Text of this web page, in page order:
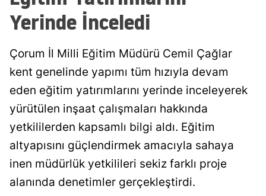
Artvin
Aydın
Balıkesir
Bilecik
Bingöl
Bitlis
Yerinde İnceledi
Çorum İl Milli Eğitim Müdürü Cemil Çağlar
kent genelinde yapımı tüm hızıyla devam
eden eğitim yatırımlarını yerinde inceleyerek
yürütülen inşaat çalışmaları hakkında
yetkililerden kapsamlı bilgi aldı. Eğitim
altyapısını güçlendirmek amacıyla sahaya
inen müdürlük yetkilileri sekiz farklı proje
alanında denetimler gerçekleştirdi.